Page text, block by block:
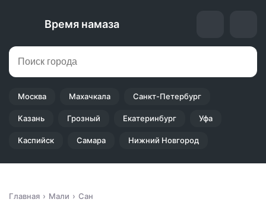
Время намаза
Москва Махачкала Санкт-Петербург
Казань Грозный Екатеринбург Уфа
Каспийск Самара Нижний Новгород
Главная Мали Сан